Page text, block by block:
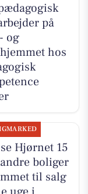
på
og
hos
Hjørnet 15
boliger
til salg